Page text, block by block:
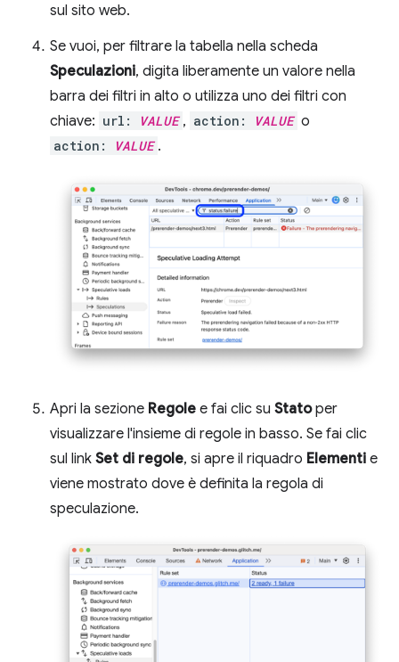
sul sito web.
Se vuoi, per filtrare la tabella nella scheda
Speculazioni, digita liberamente un valore nella
barra dei filtri in alto o utilizza uno dei filtri con
chiave: url: VALUE , action: VALUE o
action: VALUE .
Apri la sezione Regole e fai clic su Statoper
visualizzare l'insieme di regole in basso. Se fai clic
sul link Set di regole, si apre il riquadro Elementi e
viene mostrato dove è definita la regola di
speculazione.